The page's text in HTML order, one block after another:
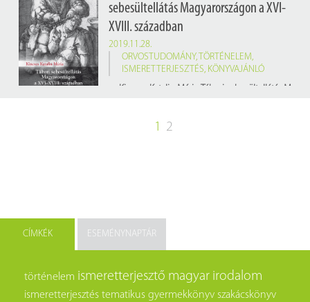
sebesültellátás Magyarországon a XVI-
XVIII. században
2019.11.28.
ORVOSTUDOMÁNY, TÖRTÉNELEM,
ISMERETTERJESZTÉS, KÖNYVAJÁNLÓ
1 2
CÍMKÉK ESEMÉNYNAPTÁR
történelem ismeretterjesztő magyar irodalom
ismeretterjesztés tematikus gyermekkönyv szakácskönyv